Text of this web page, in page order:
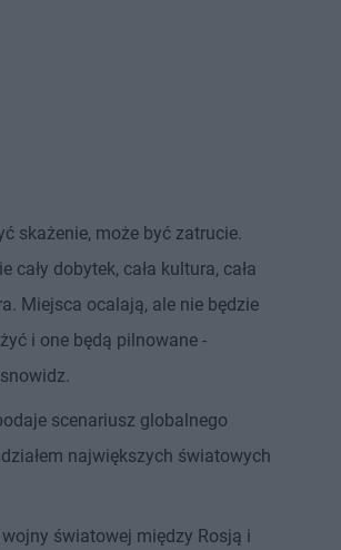
skażenie, może być zatrucie.
cały dobytek, cała kultura, cała
Miejsca ocalają, ale nie będzie
i one będą pilnowane -
scenariusz globalnego
największych światowych
światowej między Rosją i